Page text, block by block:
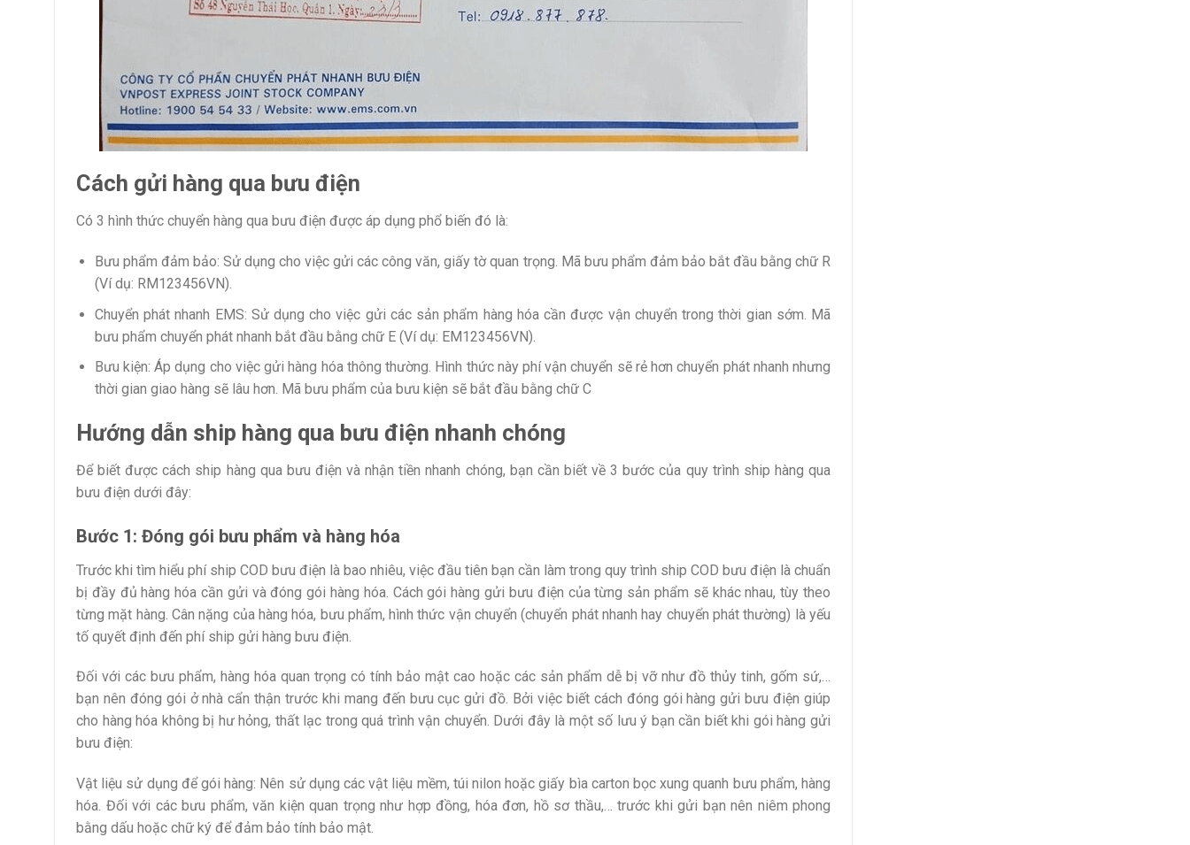
Cách gửi hàng qua bưu điện
Có 3 hình thức chuyển hàng qua bưu điện được áp dụng phổ biến đó là:
Bưu phẩm đảm bảo: Sử dụng cho việc gửi các công văn, giấy tờ quan trọng. Mã bưu phẩm đảm bảo bắt đầu bằng chữ R
(Ví dụ: RM123456VN).
Chuyển phát nhanh EMS: Sử dụng cho việc gửi các sản phẩm hàng hóa cần được vận chuyển trong thời gian sớm. Mã
bưu phẩm chuyển phát nhanh bắt đầu bằng chữ E (Ví dụ: EM123456VN).
Bưu kiện: Áp dụng cho việc gửi hàng hóa thông thường. Hình thức này phí vận chuyển sẽ rẻ hơn chuyển phát nhanh nhưng
thời gian giao hàng sẽ lâu hơn. Mã bưu phẩm của bưu kiện sẽ bắt đầu bằng chữ C
Hướng dẫn ship hàng qua bưu điện nhanh chóng
Để biết được cách ship hàng qua bưu điện và nhận tiền nhanh chóng, bạn cần biết về 3 bước của quy trình ship hàng qua
bưu điện dưới đây:
Bước 1: Đóng gói bưu phẩm và hàng hóa
Trước khi tìm hiểu phí ship COD bưu điện là bao nhiêu, việc đầu tiên bạn cần làm trong quy trình ship COD bưu điện là chuẩn
bị đầy đủ hàng hóa cần gửi và đóng gói hàng hóa. Cách gói hàng gửi bưu điện của từng sản phẩm sẽ khác nhau, tùy theo
từng mặt hàng. Cân nặng của hàng hóa, bưu phẩm, hình thức vận chuyển (chuyển phát nhanh hay chuyển phát thường) là yếu
tố quyết định đến phí ship gửi hàng bưu điện.
Đối với các bưu phẩm, hàng hóa quan trọng có tính bảo mật cao hoặc các sản phẩm dễ bị vỡ như đồ thủy tinh, gốm sứ,…
bạn nên đóng gói ở nhà cẩn thận trước khi mang đến bưu cục gửi đồ. Bởi việc biết cách đóng gói hàng gửi bưu điện giúp
cho hàng hóa không bị hư hỏng, thất lạc trong quá trình vận chuyển. Dưới đây là một số lưu ý bạn cần biết khi gói hàng gửi
bưu điện:
Vật liệu sử dụng để gói hàng: Nên sử dụng các vật liệu mềm, túi nilon hoặc giấy bìa carton bọc xung quanh bưu phẩm, hàng
hóa. Đối với các bưu phẩm, văn kiện quan trọng như hợp đồng, hóa đơn, hồ sơ thầu,… trước khi gửi bạn nên niêm phong
bằng dấu hoặc chữ ký để đảm bảo tính bảo mật.